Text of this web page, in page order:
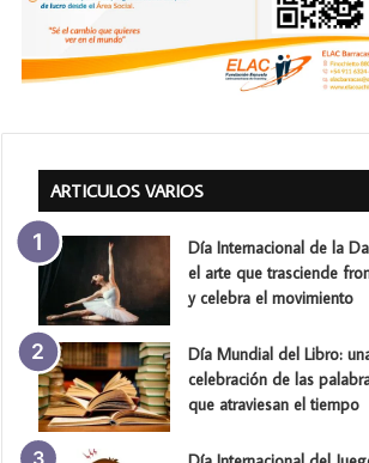
ARTICULOS VARIOS
Día Internacional de la
el arte que trasciende
y celebra el movimiento
Día Mundial del Libro:
celebración de las
que atraviesan el tiempo